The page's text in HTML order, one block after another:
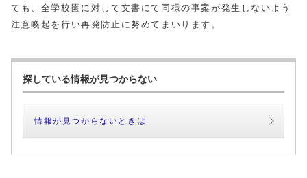
ても、全学校園に対して文書にて同様の事案が発生しないよう
注意喚起を行い再発防止に努めてまいります。
探している情報が見つからない
情報が見つからないときは